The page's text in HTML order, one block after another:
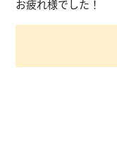
お疲れ様でした！